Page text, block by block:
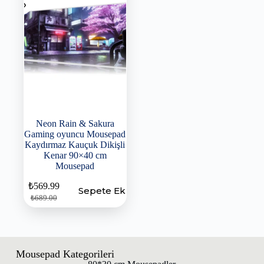
Neon Rain & Sakura
Gaming oyuncu Mousepad
Kaydırmaz Kauçuk Dikişli
Kenar 90×40 cm
Mousepad
₺689.00
₺569.99 Sepete Ekle
Mousepad Kategorileri